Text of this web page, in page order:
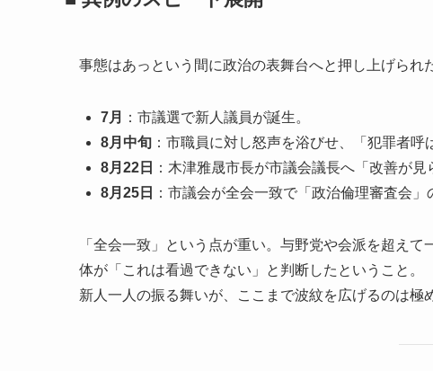
事態はあっという間に政治の表舞台へと押し上げられ
7月
：市議選で新人議員が誕生。
8月中旬 ：市職員に対し怒声を浴びせ、「犯罪者呼
8月22日
：木津雅晟市長が市議会議長へ「改善が見
8月25日
：市議会が全会一致で「政治倫理審査会」
「全会一致」という点が重い。与野党や会派を超え
体が「これは看過できない」と判断したということ。
新人一人の振る舞いが、ここまで波紋を広げるのは極